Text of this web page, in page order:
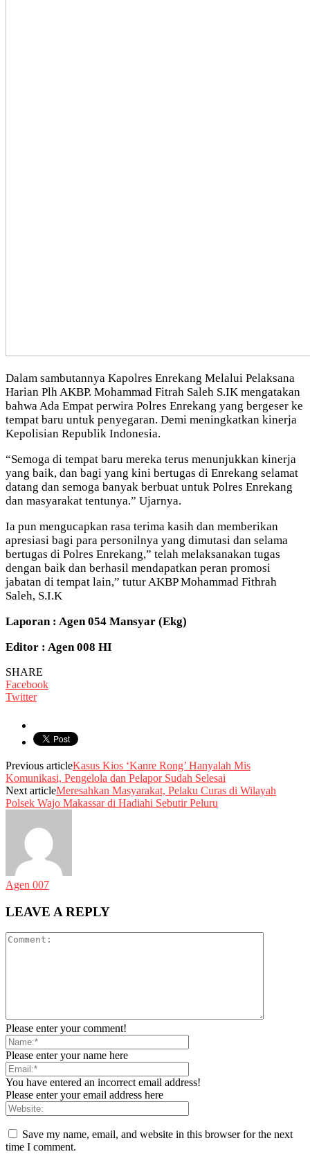
Dalam sambutannya Kapolres Enrekang Melalui Pelaksana
Harian Plh AKBP. Mohammad Fitrah Saleh S.IK mengatakan
bahwa Ada Empat perwira Polres Enrekang yang bergeser ke
tempat baru untuk penyegaran. Demi meningkatkan kinerja
Kepolisian Republik Indonesia.
“Semoga di tempat baru mereka terus menunjukkan kinerja
yang baik, dan bagi yang kini bertugas di Enrekang selamat
datang dan semoga banyak berbuat untuk Polres Enrekang
dan masyarakat tentunya.” Ujarnya.
Ia pun mengucapkan rasa terima kasih dan memberikan
apresiasi bagi para personilnya yang dimutasi dan selama
bertugas di Polres Enrekang,” telah melaksanakan tugas
dengan baik dan berhasil mendapatkan peran promosi
jabatan di tempat lain,” tutur AKBP Mohammad Fithrah
Saleh, S.I.K
Laporan : Agen 054 Mansyar (Ekg)
Editor : Agen 008 HI
SHARE
Facebook
Twitter
Previous articleKasus Kios ‘Kanre Rong’ Hanyalah Mis
Komunikasi, Pengelola dan Pelapor Sudah Selesai
Next articleMeresahkan Masyarakat, Pelaku Curas di Wilayah
Polsek Wajo Makassar di Hadiahi Sebutir Peluru
Agen 007
LEAVE A REPLY
Please enter your comment!
Please enter your name here
You have entered an incorrect email address!
Please enter your email address here
Save my name, email, and website in this browser for the next
time I comment.